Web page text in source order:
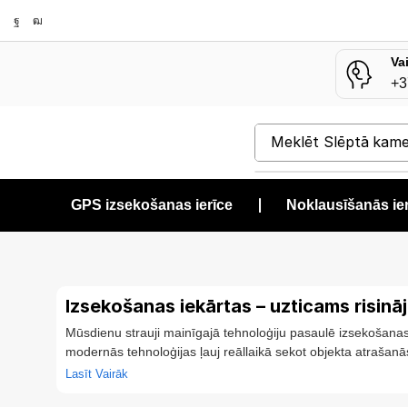
Meklēt Slēptā
GPS izsekošanas ierīce Noklausīšanās
Izsekošanas iekārtas – uzticams
Mūsdienu strauji mainīgajā tehnoloģiju pasaulē
modernās tehnoloģijas ļauj reāllaikā sekot objekta
Kāpēc izvēlēties izsekošanas iekārtas?
Lasīt Vairāk